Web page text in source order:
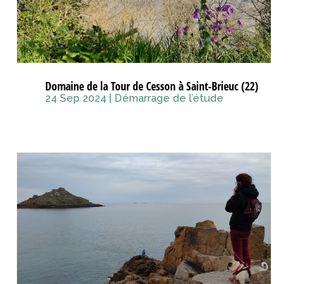
Domaine de la Tour de Cesson à Saint-Brieuc (22)
24 Sep 2024 | Démarrage de l’étude